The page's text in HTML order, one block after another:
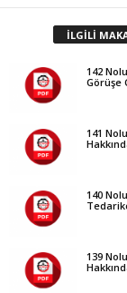
İLGİLİ
142
Görüşe
141
140
139